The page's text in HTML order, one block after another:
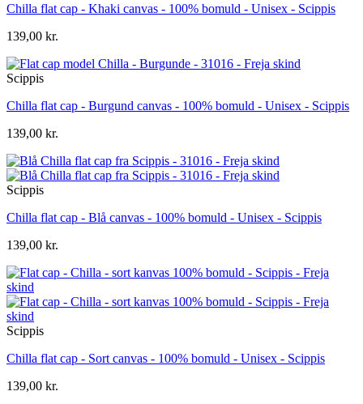
Chilla flat cap - Khaki canvas - 100% bomuld - Unisex - Scippis
139,00 kr.
Scippis
Chilla flat cap - Burgund canvas - 100% bomuld - Unisex - Scippis
139,00 kr.
Scippis
Chilla flat cap - Blå canvas - 100% bomuld - Unisex - Scippis
139,00 kr.
Scippis
Chilla flat cap - Sort canvas - 100% bomuld - Unisex - Scippis
139,00 kr.